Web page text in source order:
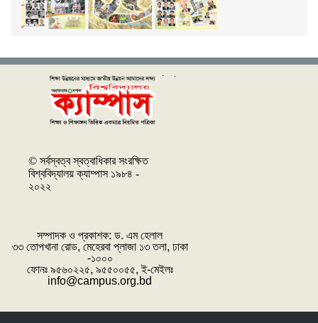
© সর্বস্বত্ব স্বত্বাধিকার সংরক্ষিত
বিশ্ববিদ্যালয় ক্যাম্পাস ১৯৮৪ -
২০২২
সম্পাদক ও প্রকাশক: ‌ড. এম হেলাল
৩৩ তোপখানা রোড, মেহেরবা প্লাজা ১৩ তলা, ঢাকা
-১০০০
ফোনঃ ৯৫৬০২২৫, ৯৫৫০০৫৫, ই-মেইলঃ
info@campus.org.bd